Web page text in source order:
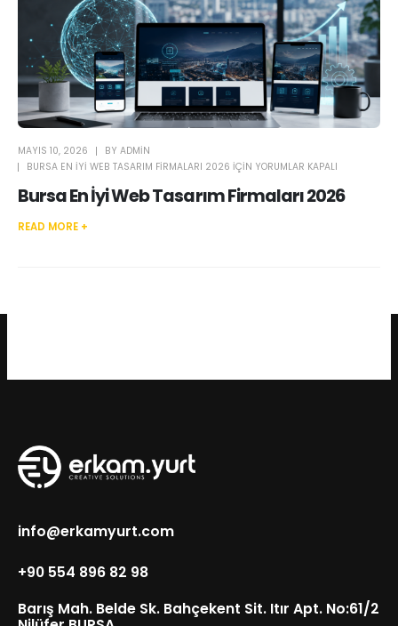
MAYIS 10, 2026 BY ADMIN
BURSA EN İYI WEB TASARIM FIRMALARI 2026 IÇIN YORUMLAR KAPALI
Bursa En İyi Web Tasarım Firmaları 2026
READ MORE +
info@erkamyurt.com
+90 554 896 82 98
Barış Mah. Belde Sk. Bahçekent Sit. Itır Apt. No:61/2